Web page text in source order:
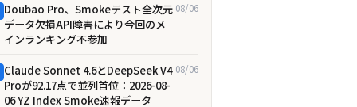
Doubao Pro、Smokeテスト全次元
データ欠損――API障害により今回のメ
インランキング不参加
08/06
Claude Sonnet 4.6とDeepSeek V4
Proが92.17点で並列首位：2026-08-
06 YZ Index Smoke速報データ
08/06